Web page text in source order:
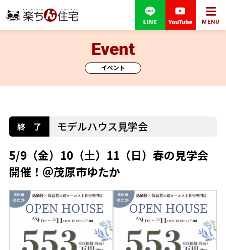
MENU
イベント
Event
モデルハウス見学会
5/9（金）10（土）11（日）春の見学会
開催！＠茂原市ゆたか